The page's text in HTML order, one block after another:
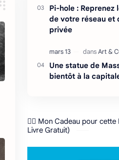
Pi-hole : Reprenez
de votre réseau et
privée
Une statue de
bientôt à la
❤️‍🔥 Mon Cadeau pour cette
Livre Gratuit)